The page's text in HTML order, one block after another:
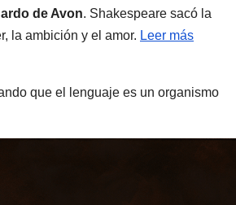
de Avon. Shakespeare sacó la
la ambición y el amor. Leer más
que el lenguaje es un organismo